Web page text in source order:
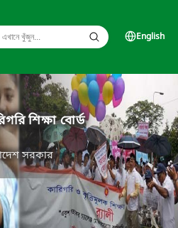
English
শিক্ষা বোর্ড
সরকার